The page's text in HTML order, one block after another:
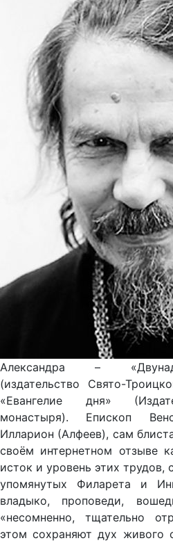
Александра –
(издательство Свято-
«Евангелие дня»
монастыря). Епископ
Илларион (Алфеев), сам
своём интернетном отзыве
исток и уровень этих трудов,
упомянутых Филарета и
владыко, проповеди,
«несомненно, тщательно
этом сохраняют дух живого